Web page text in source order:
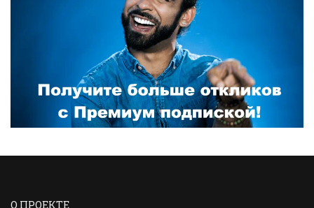
О ПРОЕКТЕ